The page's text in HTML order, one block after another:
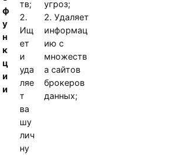
ф
у
н
к
ц
и
и
тв;
2.
Ищ
ет
и
уда
ляе
т
ва
шу
лич
ну
угроз;
2. Удаляет
информац
ию с
множеств
а сайтов
брокеров
данных;